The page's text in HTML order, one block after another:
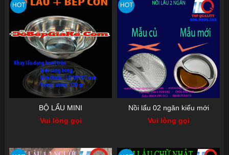
HOT
BỘ LẨU MINI
Vui lòng gọi
HOT
Nồi lẩu 02 ngăn kiểu mới
Vui lòng gọi